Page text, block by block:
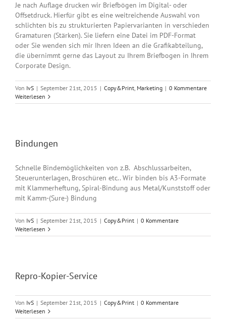
Je nach Auflage drucken wir Briefbögen im Digital- oder
Offsetdruck. Hierfür gibt es eine weitreichende Auswahl von
schlichten bis zu strukturierten Papiervarianten in verschieden
Gramaturen (Stärken). Sie liefern eine Datei im PDF-Format
oder Sie wenden sich mir Ihren Ideen an die Grafikabteilung,
die übernimmt gerne das Layout zu Ihrem Briefbogen in Ihrem
Corporate Design.
Von IvS | September 21st, 2015 | Copy&Print, Marketing | 0 Kommentare
Weiterlesen
Bindungen
Schnelle Bindemöglichkeiten von z.B. Abschlussarbeiten,
Steuerunterlagen, Broschüren etc.. Wir binden bis A3-Formate
mit Klammerheftung, Spiral-Bindung aus Metal/Kunststoff oder
mit Kamm-(Sure-) Bindung
Von IvS | September 21st, 2015 | Copy&Print | 0 Kommentare
Weiterlesen
Repro-Kopier-Service
Von IvS | September 21st, 2015 | Copy&Print | 0 Kommentare
Weiterlesen